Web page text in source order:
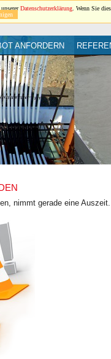
Datenschutzerklärung. Wenn Sie
ANFORDERN
nimmt gerade eine Auszeit.